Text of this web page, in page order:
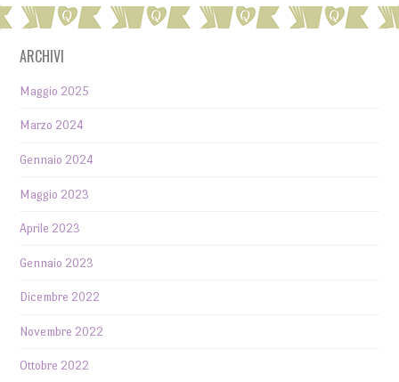
ARCHIVI
Maggio 2025
Marzo 2024
Gennaio 2024
Maggio 2023
Aprile 2023
Gennaio 2023
Dicembre 2022
Novembre 2022
Ottobre 2022